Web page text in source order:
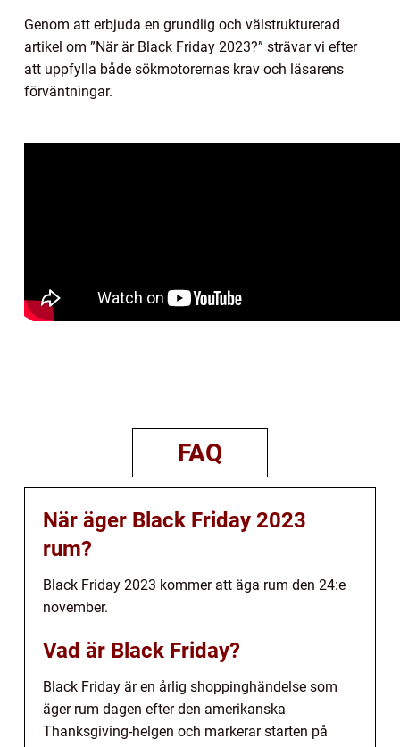
Genom att erbjuda en grundlig och välstrukturerad
artikel om ”När är Black Friday 2023?” strävar vi efter
att uppfylla både sökmotorernas krav och läsarens
förväntningar.
FAQ
När äger Black Friday 2023
rum?
Black Friday 2023 kommer att äga rum den 24:e
november.
Vad är Black Friday?
Black Friday är en årlig shoppinghändelse som
äger rum dagen efter den amerikanska
Thanksgiving-helgen och markerar starten på